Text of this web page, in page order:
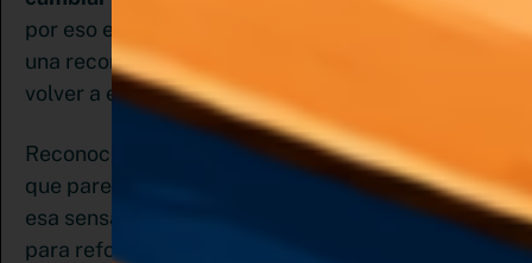
por eso es importante asociar cada acción con
una recompensa para provocar el deseo de
volver a ejecutarla.
Reconocer y celebrar cada logro, por pequeño
que parezca es una excelente forma de generar
esa sensación de satisfacción que necesitamos
para reforzar un hábito así que